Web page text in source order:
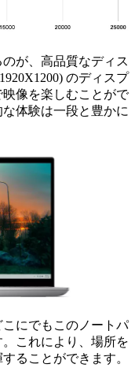
が、高品質なディス
のディスプ
像を楽しむことがで
体験は一段と豊かに
にでもこのノートパ
これにより、場所を
ることができます。